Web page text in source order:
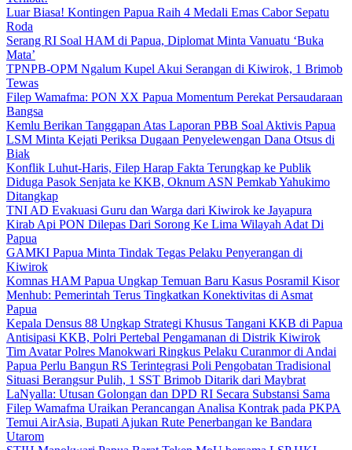
Luar Biasa! Kontingen Papua Raih 4 Medali Emas Cabor Sepatu
Roda
Serang RI Soal HAM di Papua, Diplomat Minta Vanuatu ‘Buka
Mata’
TPNPB-OPM Ngalum Kupel Akui Serangan di Kiwirok, 1 Brimob
Tewas
Filep Wamafma: PON XX Papua Momentum Perekat Persaudaraan
Bangsa
Kemlu Berikan Tanggapan Atas Laporan PBB Soal Aktivis Papua
LSM Minta Kejati Periksa Dugaan Penyelewengan Dana Otsus di
Biak
Konflik Luhut-Haris, Filep Harap Fakta Terungkap ke Publik
Diduga Pasok Senjata ke KKB, Oknum ASN Pemkab Yahukimo
Ditangkap
TNI AD Evakuasi Guru dan Warga dari Kiwirok ke Jayapura
Kirab Api PON Dilepas Dari Sorong Ke Lima Wilayah Adat Di
Papua
GAMKI Papua Minta Tindak Tegas Pelaku Penyerangan di
Kiwirok
Komnas HAM Papua Ungkap Temuan Baru Kasus Posramil Kisor
Menhub: Pemerintah Terus Tingkatkan Konektivitas di Asmat
Papua
Kepala Densus 88 Ungkap Strategi Khusus Tangani KKB di Papua
Antisipasi KKB, Polri Pertebal Pengamanan di Distrik Kiwirok
Tim Avatar Polres Manokwari Ringkus Pelaku Curanmor di Andai
Papua Perlu Bangun RS Terintegrasi Poli Pengobatan Tradisional
Situasi Berangsur Pulih, 1 SST Brimob Ditarik dari Maybrat
LaNyalla: Utusan Golongan dan DPD RI Secara Substansi Sama
Filep Wamafma Uraikan Perancangan Analisa Kontrak pada PKPA
Temui AirAsia, Bupati Ajukan Rute Penerbangan ke Bandara
Utarom